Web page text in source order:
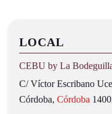
LOCAL
CEBU by La
C/ Víctor Escribano
Córdoba, Córdoba